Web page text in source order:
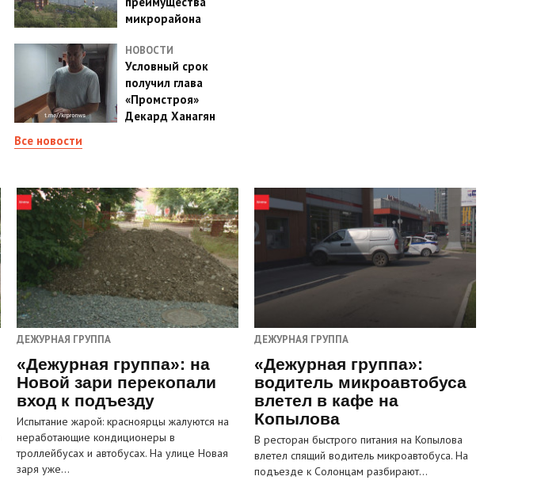
микрорайона
НОВОСТИ
Условный срок
получил глава
«Промстроя»
Декард Ханагян
Все новости
ДЕЖУРНАЯ ГРУППА
«Дежурная группа»: на
Новой зари перекопали
вход к подъезду
Испытание жарой: красноярцы жалуются на
неработающие кондиционеры в
троллейбусах и автобусах. На улице Новая
заря уже…
ДЕЖУРНАЯ ГРУППА
«Дежурная группа»:
водитель микроавтобуса
влетел в кафе на
Копылова
В ресторан быстрого питания на Копылова
влетел спящий водитель микроавтобуса. На
подъезде к Солонцам разбирают…